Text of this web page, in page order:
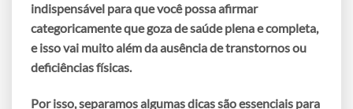
indispensável para que você possa afirmar
categoricamente que goza de saúde plena e completa,
e isso vai muito além da ausência de transtornos ou
deficiências físicas.
Por isso, separamos algumas dicas são essenciais para